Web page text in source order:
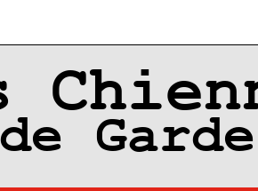
de Garde